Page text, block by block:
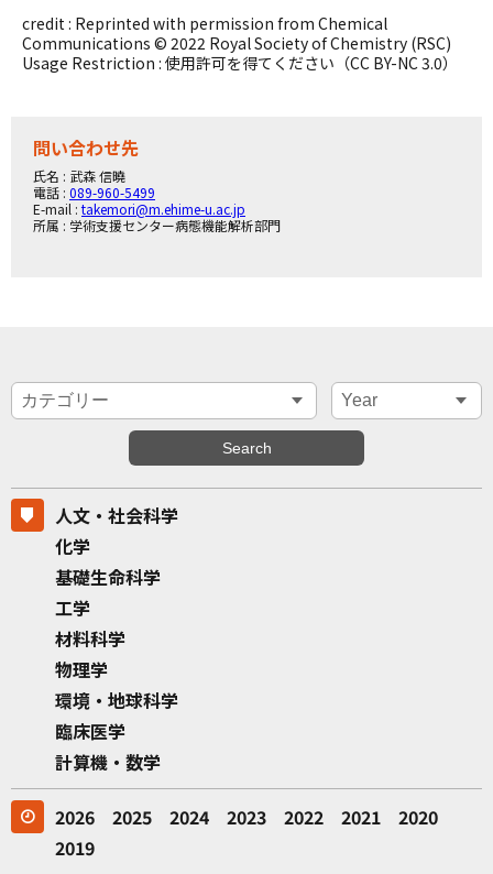
credit : Reprinted with permission from Chemical
Communications © 2022 Royal Society of Chemistry (RSC)
Usage Restriction : 使用許可を得てください（CC BY-NC 3.0）
問い合わせ先
氏名 : 武森 信曉
電話 : 089-960-5499
E-mail :takemori@m.ehime-u.ac.jp
所属 : 学術支援センター病態機能解析部門
人文・社会科学
化学
基礎生命科学
工学
材料科学
物理学
環境・地球科学
臨床医学
計算機・数学
2026 2025 2024 2023 2022 2021
2020
2019